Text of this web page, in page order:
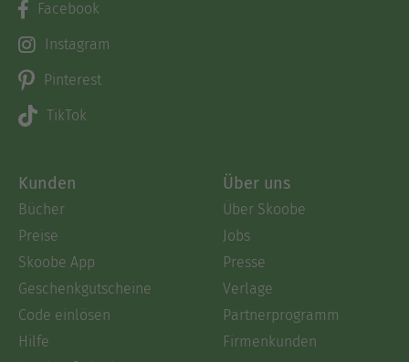
Facebook
Instagram
Pinterest
TikTok
Kunden
Bücher
Preise
Skoobe App
Geschenkgutscheine
Code einlösen
Hilfe
Über uns
Über Skoobe
Jobs
Presse
Verlage
Partnerprogramm
Firmenkunden